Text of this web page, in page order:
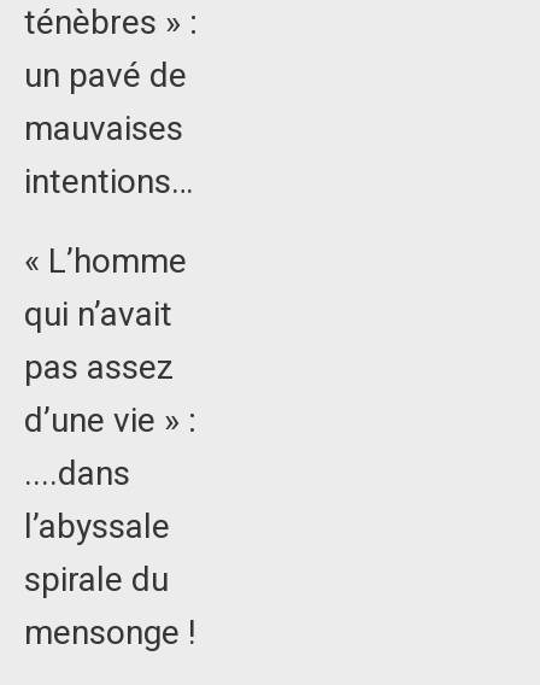
ténèbres » :
un pavé de
mauvaises
intentions…
« L’homme
qui n’avait
pas assez
d’une vie » :
....dans
l’abyssale
spirale du
mensonge !